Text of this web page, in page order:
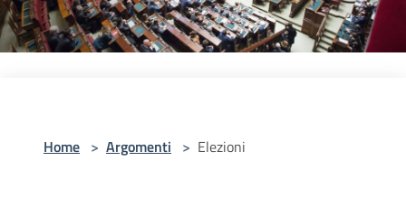
Home > Argomenti > Elezioni